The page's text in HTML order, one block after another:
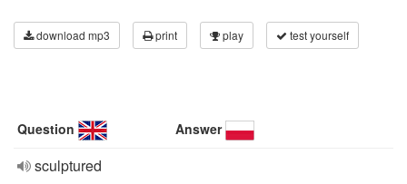
download mp3 print play test yourself
Question Answer
sculptured